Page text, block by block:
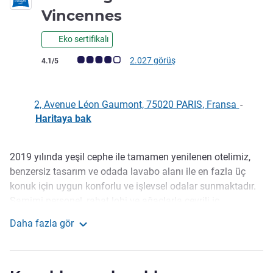
Vincennes
Eko sertifikalı
Avis müşterileri puanı (ALL Puanlama)
4.1/5 2.027 görüş
2, Avenue Léon Gaumont, 75020 PARIS, Fransa -
Haritaya bak
Açıklama
2019 yılında yeşil cephe ile tamamen yenilenen otelimiz,
benzersiz tasarım ve odada lavabo alanı ile en fazla üç
konuk için uygun konforlu ve işlevsel odalar sunmaktadır.
basketbol/badminton kortu, langırt, teras, spor ekipmanı
Daha fazla gör